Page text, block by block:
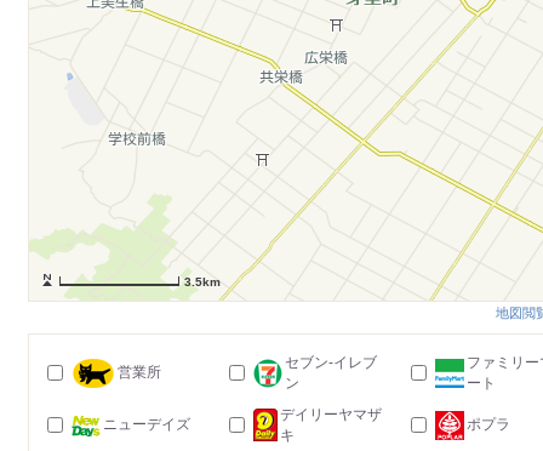
3.5km
地図閲
営業所
セブン-イレブ
ン
ファミリー
ート
ニューデイズ
デイリーヤマザ
キ
ポプラ